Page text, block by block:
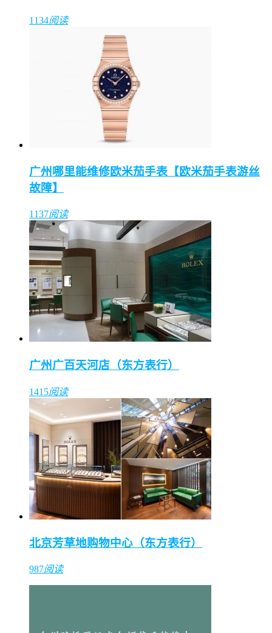
1134阅读
广州哪里能维修欧米茄手表【欧米茄手表游丝
故障】
1137阅读
广州广百天河店（东方表行）
1415阅读
北京芳草地购物中心（东方表行）
987阅读